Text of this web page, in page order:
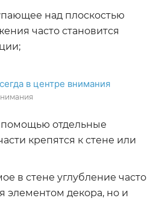
над плоскостью
часто становится
отдельные
крепятся к стене или
в стене углубление часто
элементом декора, но и